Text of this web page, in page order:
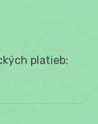
platieb: